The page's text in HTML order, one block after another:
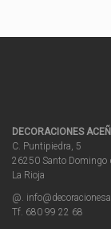
DECORACIONES
C. Puntipiedra, 5
26250 Santo Domingo
La Rioja
@.
Tf. 680 99 22 68